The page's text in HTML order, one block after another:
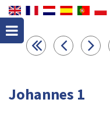
Johannes 1